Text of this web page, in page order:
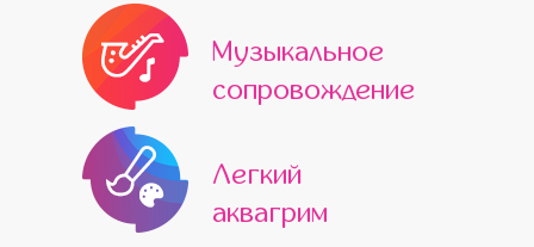
Музыкальное
сопровождение
Легкий
аквагрим